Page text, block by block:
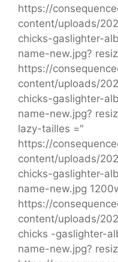
https://
content/uploads/
chicks-gaslighter-
name-new.jpg?
https://
content/uploads/
chicks-gaslighter-
name-new.jpg?
lazy-tailles ="
https://
content/uploads/
chicks-gaslighter-
name-new.jpg
https://
content/uploads/
chicks -gaslighter-
name-new.jpg?